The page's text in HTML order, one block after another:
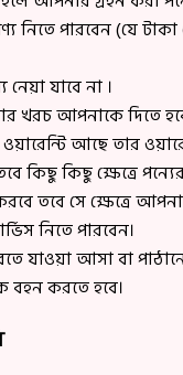
নিতে পারবেন (যে টাকা
যাবে না ।
খরচ আপনাকে দিতে
আছে তার
কিছু কিছু ক্ষেত্রে
তবে সে ক্ষেত্রে
নিতে পারবেন।
যাওয়া আসা বা
করতে হবে।